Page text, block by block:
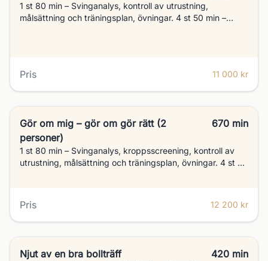
1 st 80 min – Svinganalys, kontroll av utrustning,
målsättning och träningsplan, övningar. 4 st 50 min –
(Att ta med spelet ut, strategi, tänka rätt)
Pris 11 000 kr
Gör om mig – gör om gör rätt (2
personer)
670 min
1 st 80 min – Svinganalys, kroppsscreening, kontroll av
utrustning, målsättning och träningsplan, övningar. 4 st 50
50 min – Puttning (Teknik, kunskap, sikte, längd, läsning)
9 håls spellektion (Att ta med spelet ut, strategi, tänka
Pris 12 200 kr
Njut av en bra bollträff 420 min